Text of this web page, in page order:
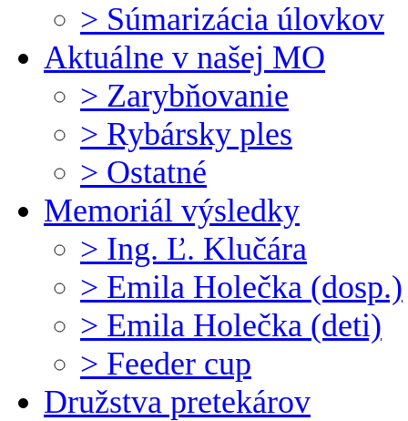
> Súmarizácia úlovkov
Aktuálne v našej MO
> Zarybňovanie
> Rybársky ples
> Ostatné
Memoriál výsledky
> Ing. Ľ. Klučára
> Emila Holečka (dosp.)
> Emila Holečka (deti)
> Feeder cup
Družstva pretekárov